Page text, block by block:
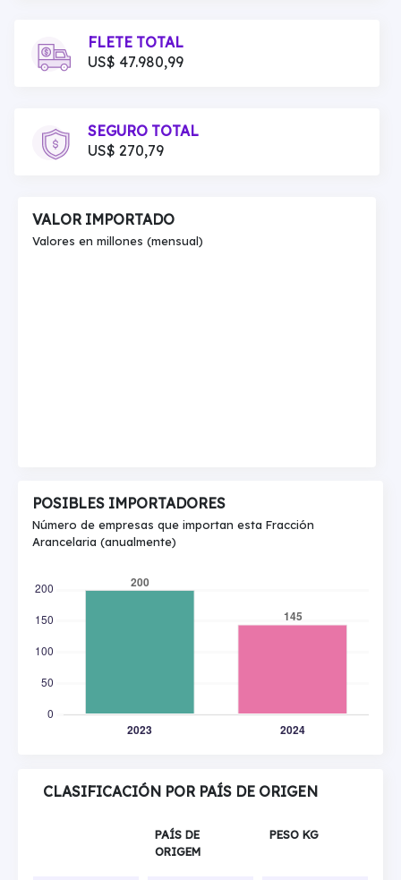
FLETE TOTAL
US$ 47.980,99
SEGURO TOTAL
US$ 270,79
VALOR IMPORTADO
Valores en millones (mensual)
POSIBLES IMPORTADORES
Número de empresas que importan esta Fracción
Arancelaria (anualmente)
CLASIFICACIÓN POR PAÍS DE ORIGEN
PAÍS DE
ORIGEM
PESO KG